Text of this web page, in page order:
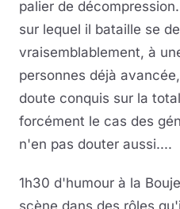
palier de
sur lequel il bataille se
vraisemblablement, à
personnes déjà
doute conquis sur la
forcément le cas des
n'en pas douter aussi....
1h30 d'humour à la
scène dans des rôles